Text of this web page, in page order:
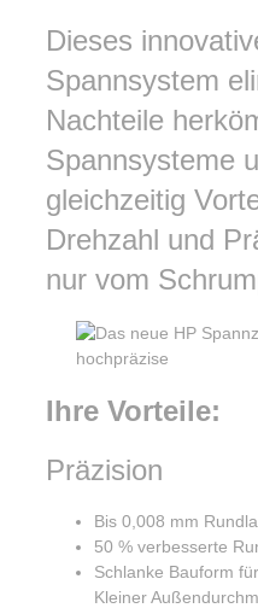
Dieses
Spannsystem
Nachteile
Spannsysteme
gleichzeitig
Drehzahl und
nur vom
Ihre Vorteile:
Präzision
Bis 0,008 mm
50 % verbesserte
Schlanke Bauform
Kleiner